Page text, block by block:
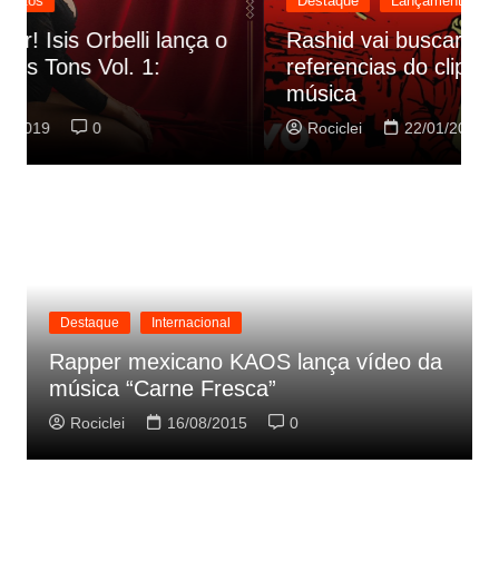
Rashid vai buscar nos HQs as
referencias do clipe de sua nova
música
Rociclei 0
Destaque Internacional
Rapper mexicano KAOS lança vídeo da
música “Carne Fresca”
Rociclei 16/08/2015 0